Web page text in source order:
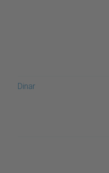
Dinar